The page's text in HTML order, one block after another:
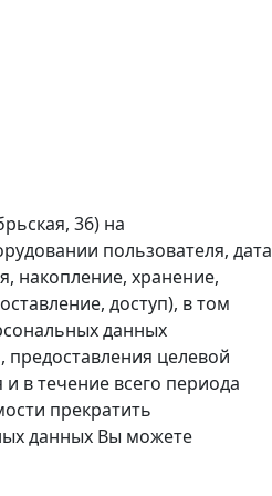
36) на
пользователя, дата
накопление, хранение,
доступ), в том
данных
предоставления целевой
в течение всего периода
прекратить
данных Вы можете